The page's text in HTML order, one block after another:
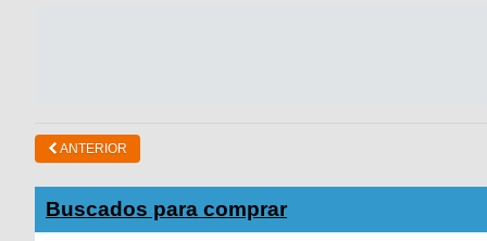
ANTERIOR
Buscados para comprar